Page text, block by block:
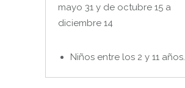
mayo 31 y de octubre 15 a
diciembre 14
Niños entre los 2 y 11 años.